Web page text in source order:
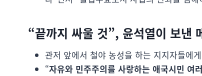
“끝까지 싸울 것”, 윤석열이 보낸
관저 앞에서 철야 농성을 하는 지지자들에
“자유와 민주주의를 사랑하는 애국시민 여